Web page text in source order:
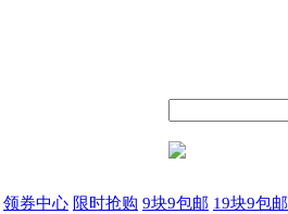
领券中心 限时抢购 9块9包邮 19块9包邮